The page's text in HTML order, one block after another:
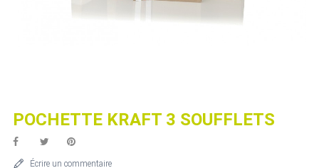
POCHETTE KRAFT 3 SOUFFLETS
Écrire un commentaire